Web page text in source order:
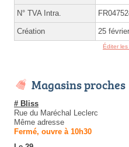
N° TVA Intra.
Création 25
Éditer
Magasins proches
# Bliss
Rue du Maréchal Leclerc
Même adresse
Fermé, ouvre à 10h30